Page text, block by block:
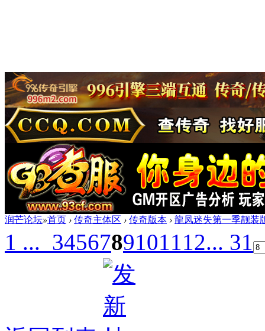
润芒论坛»首页 › 传奇主体区 › 传奇版本 › 龍凤迷失第一季靓装
1 ... 3456789101112... 31